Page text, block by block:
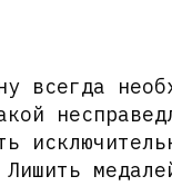
всегда